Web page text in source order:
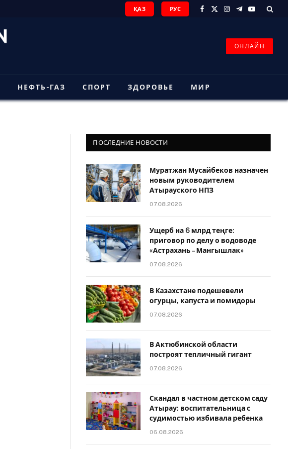
ҚАЗ РУС
Facebook
X
Instagram
Telegram
YouTube
ОНЛАЙН
НЕФТЬ-ГАЗ СПОРТ ЗДОРОВЬЕ МИР
ПОСЛЕДНИЕ НОВОСТИ
Муратжан Мусайбеков назначен
новым руководителем
Атырауского НПЗ
07.08.2026
Ущерб на 6 млрд теңге:
приговор по делу о водоводе
«Астрахань – Мангышлак»
07.08.2026
В Казахстане подешевели
огурцы, капуста и помидоры
07.08.2026
В Актюбинской области
построят тепличный гигант
07.08.2026
Скандал в частном детском саду
Атырау: воспитательница с
судимостью избивала ребенка
06.08.2026